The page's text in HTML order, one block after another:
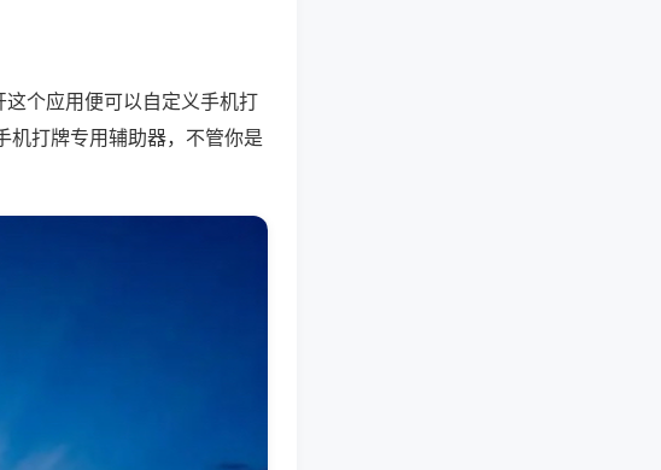
个应用便可以自定义手机打
机打牌专用辅助器，不管你是